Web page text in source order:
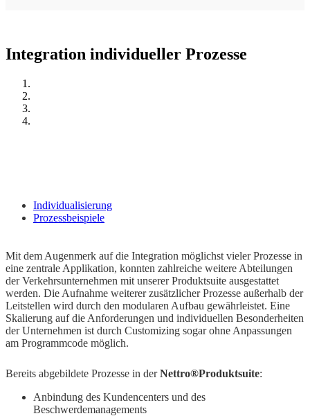
Integration individueller Prozesse
Individualisierung
Prozessbeispiele
Mit dem Augenmerk auf die Integration möglichst vieler Prozesse in
eine zentrale Applikation, konnten zahlreiche weitere Abteilungen
der Verkehrsunternehmen mit unserer Produktsuite ausgestattet
werden. Die Aufnahme weiterer zusätzlicher Prozesse außerhalb der
Leitstellen wird durch den modularen Aufbau gewährleistet. Eine
Skalierung auf die Anforderungen und individuellen Besonderheiten
der Unternehmen ist durch Customizing sogar ohne Anpassungen
am Programmcode möglich.
Bereits abgebildete Prozesse in derNettro®Produktsuite:
Anbindung des Kundencenters und des
Beschwerdemanagements